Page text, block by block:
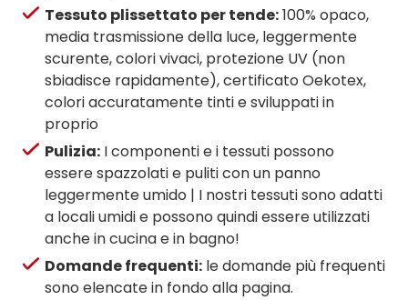
Tessuto plissettato per tende:100% opaco,
media trasmissione della luce, leggermente
scurente, colori vivaci, protezione UV (non
sbiadisce rapidamente), certificato Oekotex,
colori accuratamente tinti e sviluppati in
proprio
Pulizia: I componenti e i tessuti possono
essere spazzolati e puliti con un panno
leggermente umido | I nostri tessuti sono adatti
a locali umidi e possono quindi essere utilizzati
anche in cucina e in bagno!
Domande frequenti: le domande più frequenti
sono elencate in fondo alla pagina.